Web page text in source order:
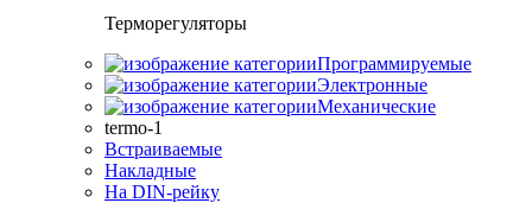
Терморегуляторы
Программируемые
Электронные
Механические
termo-1
Встраиваемые
Накладные
На DIN-рейку